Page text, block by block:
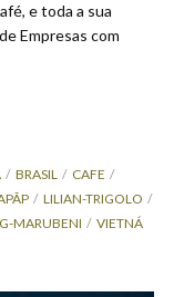
e toda a sua
Empresas com
BRASIL
CAFE
LILIAN-TRIGOLO
MARUBENI VIETNÁ